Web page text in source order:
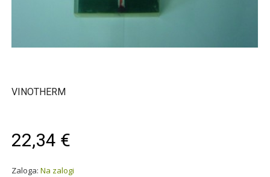
VINOTHERM
22,34 €
Zaloga:Na zalogi